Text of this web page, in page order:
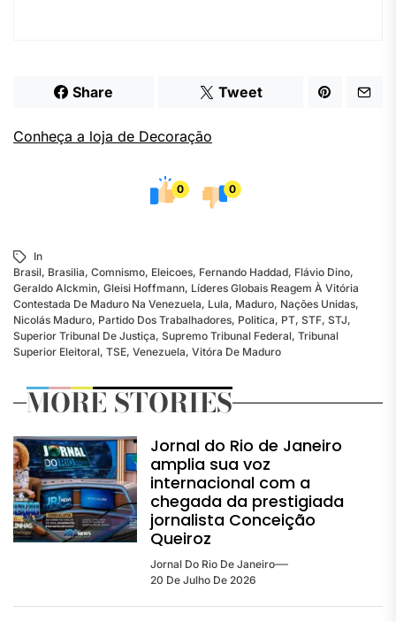
Share Tweet
Conheça a loja de Decoração
0 0
In
Brasil, Brasilia, Comnismo, Eleicoes, Fernando Haddad, Flávio Dino,
Geraldo Alckmin, Gleisi Hoffmann, Líderes Globais Reagem À Vitória
Contestada De Maduro Na Venezuela, Lula, Maduro, Nações Unidas,
Nicolás Maduro, Partido Dos Trabalhadores, Politica, PT, STF, STJ,
Superior Tribunal De Justiça, Supremo Tribunal Federal, Tribunal
Superior Eleitoral, TSE, Venezuela, Vitóra De Maduro
MORE STORIES
Jornal do Rio de Janeiro
amplia sua voz
internacional com a
chegada da prestigiada
jornalista Conceição
Queiroz
Jornal Do Rio De Janeiro
20 De Julho De 2026